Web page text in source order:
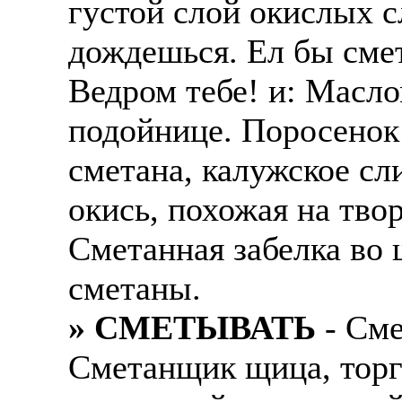
Также смотрите
отправке в другие
А также
рабочий,
стикеровщик.
# работа за границей
# работа за рубежом
# трудоустройство за
В таких банках, как
Промсвязьбанк,
А также в компаниях:
СДЭК, ПЭК и т.д.
В направлениях: без
консультирование,
густой слой окислых
дождешься. Ел бы
Ведром тебе! и:
подойнице.
сметана, калужское
окись, похожая на
Сметанная забелка
сметаны.
» СМЕТЫВАТЬ -
Сметанщик щица,